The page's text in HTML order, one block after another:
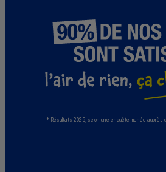
* Résultats 2025, selon une enquête menée auprès